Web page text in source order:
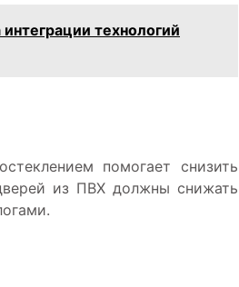
технологий
помогает снизить
из ПВХ должны снижать